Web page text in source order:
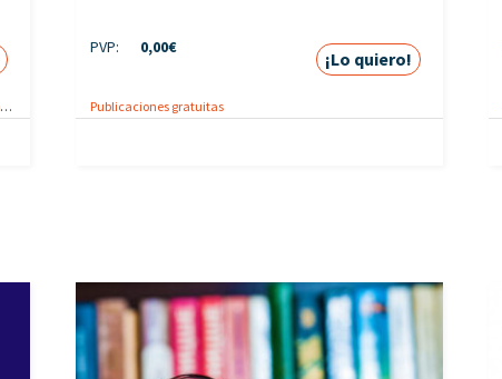
PVP: 0,00€
¡Lo quiero!
Publicaciones gratuitas